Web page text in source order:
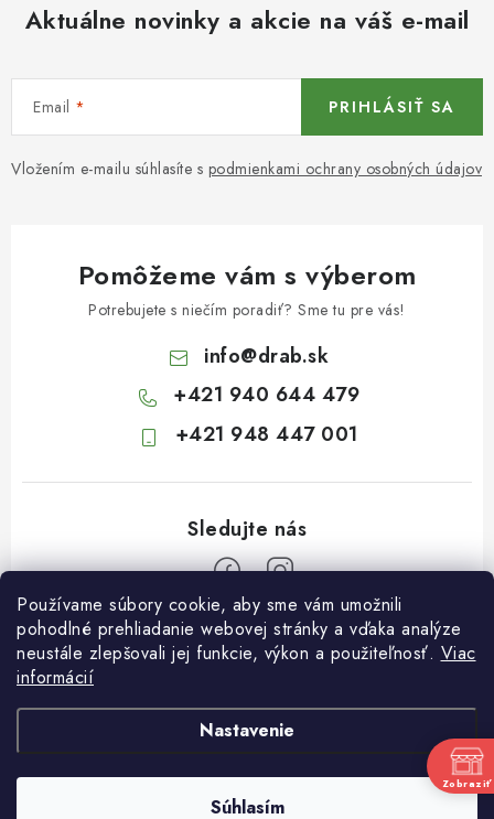
Používame súbory cookie, aby sme vám umožnili
pohodlné prehliadanie webovej stránky a vďaka analýze
neustále zlepšovali jej funkcie, výkon a použiteľnosť. Viac
informácií
Nastavenie
Súhlasím
Aktuálne novinky a akcie na váš e-mail
Email
Vložením e-mailu súhlasíte s podmienkami ochrany osobných údajov
PRIHLÁSIŤ SA
Pomôžeme vám s výberom
Potrebujete s niečím poradiť? Sme tu pre vás!
info@drab.sk
+421 940 644 479
+421 948 447 001
Informácie pre vás
Podmienky ochrany osobných údajov
Záhradkárstvo Dráb. Všetky práva vyhradené.
Zobraziť